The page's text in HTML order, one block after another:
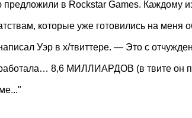
в Rockstar Games. Каждому
которые уже готовились на меня
Уэр в х/твиттере. — Это с
8,6 МИЛЛИАРДОВ (в твите